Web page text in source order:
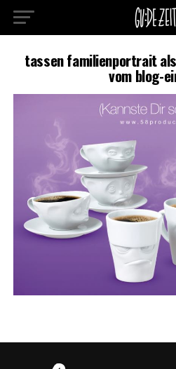
tassen familienportrait
vom blog-